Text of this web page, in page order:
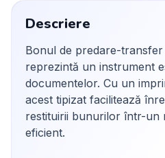
Descriere
Bonul de predare-
reprezintă un instrument
documentelor. Cu un
acest tipizat facilitează
restituirii bunurilor într-un
eficient.